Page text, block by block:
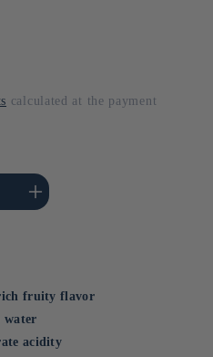
calculated at the payment
amount of Default
Title
fruity flavor
water
acidity